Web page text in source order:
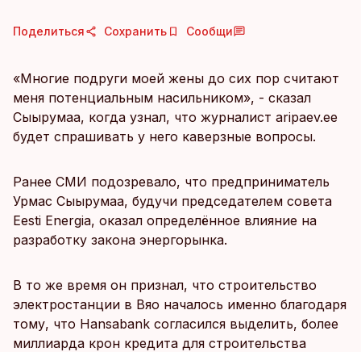
Поделиться Сохранить Сообщи
«Многие подруги моей жены до сих пор считают
меня потенциальным насильником», - сказал
Сыырумаа, когда узнал, что журналист aripaev.ee
будет спрашивать у него каверзные вопросы.
Ранее СМИ подозревало, что предприниматель
Урмас Сыырумаа, будучи председателем совета
Eesti Energia, оказал определённое влияние на
разработку закона энергорынка.
В то же время он признал, что строительство
электростанции в Вяо началось именно благодаря
тому, что Hansabank согласился выделить, более
миллиарда крон кредита для строительства